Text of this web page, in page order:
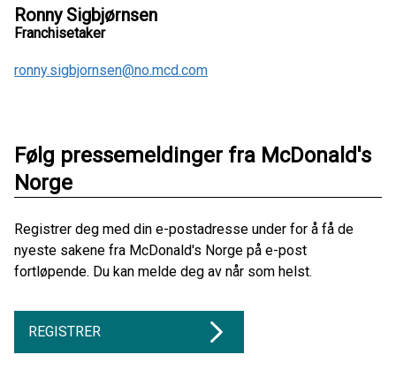
Ronny Sigbjørnsen
Franchisetaker
ronny.sigbjornsen@no.mcd.com
Følg pressemeldinger fra McDonald's
Norge
Registrer deg med din e-postadresse under for å få de
nyeste sakene fra McDonald's Norge på e-post
fortløpende. Du kan melde deg av når som helst.
REGISTRER